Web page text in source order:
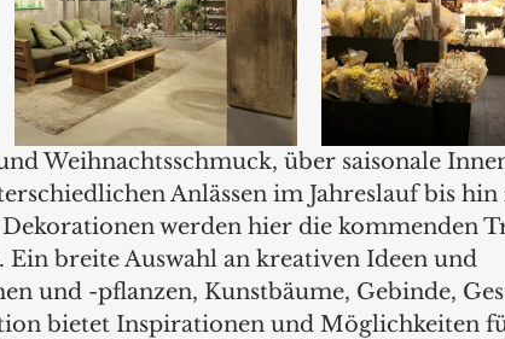
Weihnachtsschmuck, über saisonale
Anlässen im Jahreslauf bis hin
werden hier die kommenden
breite Auswahl an kreativen Ideen und
und -pflanzen, Kunstbäume, Gebinde,
bietet Inspirationen und Möglichkeiten